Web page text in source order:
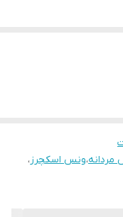
مردانه،ونس اسکچرز،